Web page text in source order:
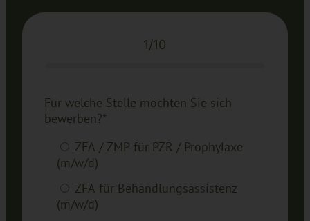
1/10
Für welche Stelle möchten Sie sich
bewerben?*
ZFA / ZMP für PZR / Prophylaxe
(m/w/d)
ZFA für Behandlungsassistenz
(m/w/d)